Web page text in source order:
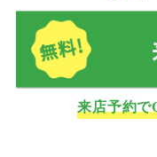
来店予約で